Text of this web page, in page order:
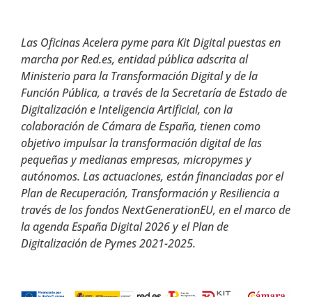
Las Oficinas Acelera pyme para Kit Digital puestas en
marcha por Red.es, entidad pública adscrita al
Ministerio para la Transformación Digital y de la
Función Pública, a través de la Secretaría de Estado de
Digitalización e Inteligencia Artificial, con la
colaboración de Cámara de España, tienen como
objetivo impulsar la transformación digital de las
pequeñas y medianas empresas, micropymes y
autónomos. Las actuaciones, están financiadas por el
Plan de Recuperación, Transformación y Resiliencia a
través de los fondos NextGenerationEU, en el marco de
la agenda España Digital 2026 y el Plan de
Digitalización de Pymes 2021-2025.